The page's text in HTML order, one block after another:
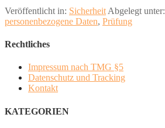
Veröffentlicht in: Sicherheit Abgelegt unter:
personenbezogene Daten, Prüfung
Rechtliches
Impressum nach TMG §5
Datenschutz und Tracking
Kontakt
KATEGORIEN